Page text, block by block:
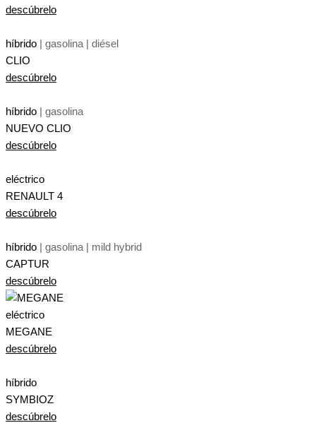
descúbrelo
híbrido
| gasolina | diésel
CLIO
descúbrelo
híbrido
| gasolina
NUEVO CLIO
descúbrelo
eléctrico
RENAULT 4
descúbrelo
híbrido
| gasolina | mild hybrid
CAPTUR
descúbrelo
eléctrico
MEGANE
descúbrelo
híbrido
SYMBIOZ
descúbrelo